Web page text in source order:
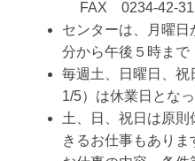
FAX 0234-42-
センターは、月曜日
分から午後５時まで
毎週土、日曜日、祝
1/5）は休業日とな
土、日、祝日は原
きるお仕事もあり